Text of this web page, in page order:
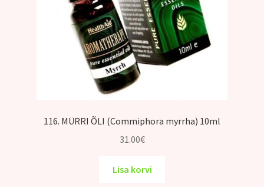
116. MÜRRI ÕLI (Commiphora myrrha) 10ml
31.00€
Lisa korvi